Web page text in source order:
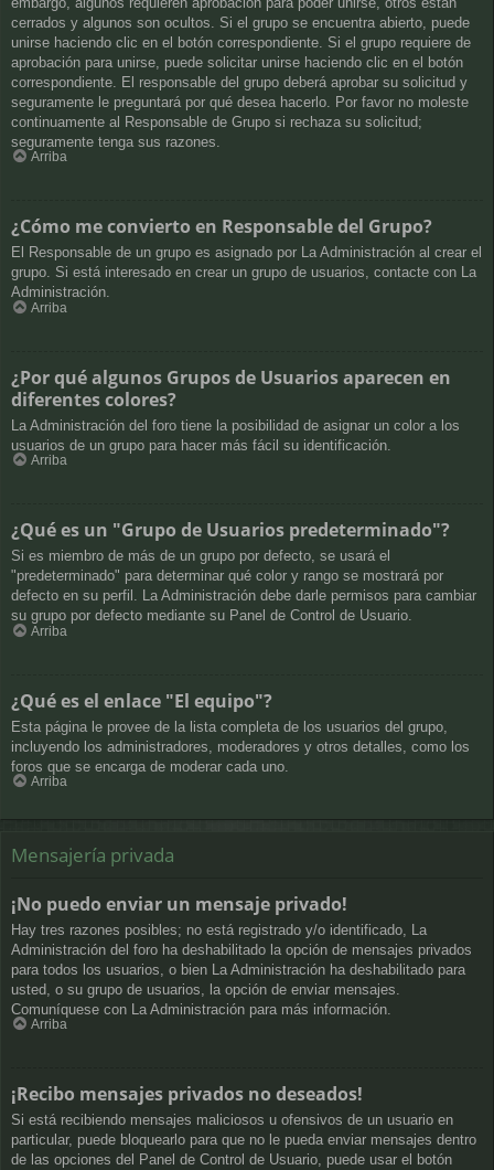
cerrados y algunos son ocultos. Si el grupo se encuentra abierto, puede
unirse haciendo clic en el botón correspondiente. Si el grupo requiere de
aprobación para unirse, puede solicitar unirse haciendo clic en el botón
correspondiente. El responsable del grupo deberá aprobar su solicitud y
seguramente le preguntará por qué desea hacerlo. Por favor no moleste
continuamente al Responsable de Grupo si rechaza su solicitud;
seguramente tenga sus razones.
Arriba
¿Cómo me convierto en Responsable del Grupo?
El Responsable de un grupo es asignado por La Administración al crear el
grupo. Si está interesado en crear un grupo de usuarios, contacte con La
Administración.
Arriba
¿Por qué algunos Grupos de Usuarios aparecen en
diferentes colores?
La Administración del foro tiene la posibilidad de asignar un color a los
usuarios de un grupo para hacer más fácil su identificación.
Arriba
¿Qué es un "Grupo de Usuarios predeterminado"?
Si es miembro de más de un grupo por defecto, se usará el
"predeterminado" para determinar qué color y rango se mostrará por
defecto en su perfil. La Administración debe darle permisos para cambiar
su grupo por defecto mediante su Panel de Control de Usuario.
Arriba
¿Qué es el enlace "El equipo"?
Esta página le provee de la lista completa de los usuarios del grupo,
incluyendo los administradores, moderadores y otros detalles, como los
foros que se encarga de moderar cada uno.
Arriba
Mensajería privada
¡No puedo enviar un mensaje privado!
Hay tres razones posibles; no está registrado y/o identificado, La
Administración del foro ha deshabilitado la opción de mensajes privados
para todos los usuarios, o bien La Administración ha deshabilitado para
usted, o su grupo de usuarios, la opción de enviar mensajes.
Comuníquese con La Administración para más información.
Arriba
¡Recibo mensajes privados no deseados!
Si está recibiendo mensajes maliciosos u ofensivos de un usuario en
particular, puede bloquearlo para que no le pueda enviar mensajes dentro
de las opciones del Panel de Control de Usuario, puede usar el botón